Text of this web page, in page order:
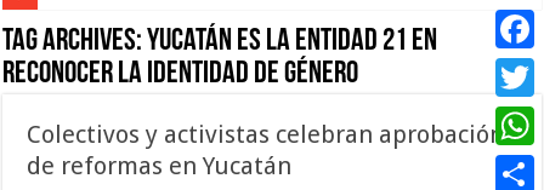
Tag Archives:Yucatán es la entidad 21 en
reconocer la identidad de género
Colectivos y activistas celebran aprobación
de reformas en Yucatán
Twitter